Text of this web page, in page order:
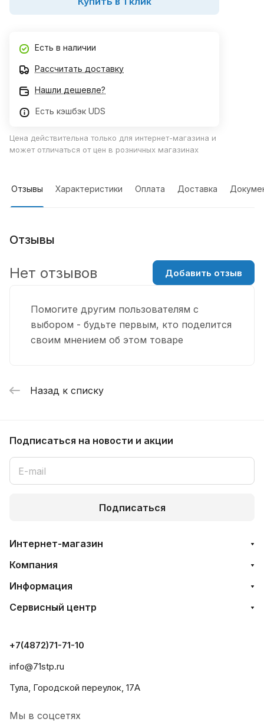
Есть в наличии
Рассчитать доставку
Нашли дешевле?
Есть кэшбэк UDS
Цена действительна только для интернет-магазина и
может отличаться от цен в розничных магазинах
Отзывы Характеристики Оплата Доставка
Отзывы
Помогите другим пользователям с
выбором - будьте первым, кто поделится
своим мнением об этом товаре
Нет отзывов Добавить отзыв
Назад к списку
Подписаться на новости и акции
Подписаться
Интернет-магазин
Компания
Информация
Сервисный центр
+7(4872)71-71-10
info@71stp.ru
Тула, Городской переулок, 17А
Мы в соцсетях